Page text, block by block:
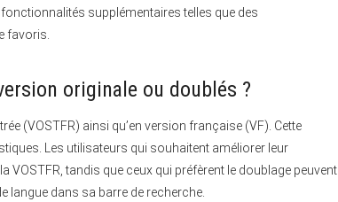
supplémentaires telles que des
favoris.
originale ou doublés ?
(VOSTFR) ainsi qu’en version française (VF). Cette
Les utilisateurs qui souhaitent améliorer leur
VOSTFR, tandis que ceux qui préfèrent le doublage peuvent
langue dans sa barre de recherche.